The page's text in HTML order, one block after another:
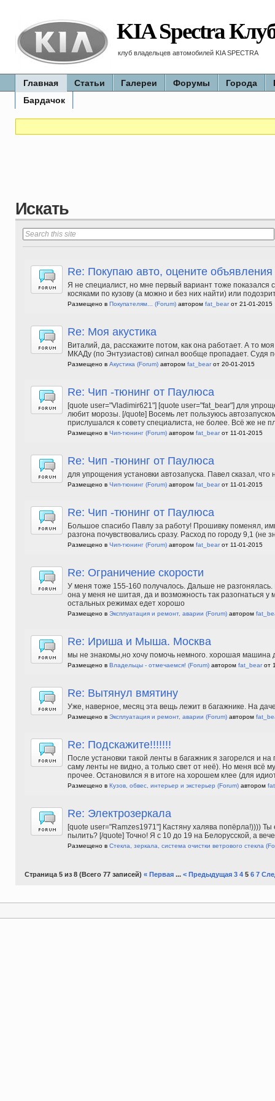
KIA Spectra
клуб владельцев автомобилей KIA SPECTRA
Главная Статьи Галереи Форумы Города
Бардачок
Искать
Re: Покупаю авто, оцените объявления
Я не специалист, но мне первый вариант тоже показался
косяками по кузову (а можно и без них найти) или
Размещено в Покупателям... (Forum)автором fat_bearот 21-01-2015
Re: Моя акустика
Виталий, да, расскажите потом, как она работает. А то
МКАДу (по Энтузиастов) сигнал вообще пропадает. Судя
Размещено в Акустика (Forum)автором fat_bearот 20-01-2015
Re: Чип -тюнинг от Паулюса
[quote user="Vladimir621"] [quote user="fat_bear"] для
любит морозы. [/quote] Восемь лет пользуюсь
прислушался к совету специалиста, не более. Всё же не
Размещено в Чип-тюнинг (Forum)автором fat_bearот 11-01-2015
Re: Чип -тюнинг от Паулюса
для упрощения установки автозапуска. Павел сказал,
Размещено в Чип-тюнинг (Forum)автором fat_bearот 11-01-2015
Re: Чип -тюнинг от Паулюса
Большое спасибо Павлу за работу! Прошивку поменял,
разгона почувствовались сразу. Расход по городу 9,1 (не
Размещено в Чип-тюнинг (Forum)автором fat_bearот 11-01-2015
Re: Ограничение скорости
У меня тоже 155-160 получалось. Дальше не
она у меня не шитая, да и возможность так разогнаться
остальных режимах едет хорошо
Размещено в Эксплуатация и ремонт, аварии (Forum)автором
Re: Ириша и Мыша. Москва
мы не знакомы,но хочу помочь немного. хорошая машина
Размещено в Владельцы - отмечаемся! (Forum)автором fat_bearот
Re: Вытянул вмятину
Уже, наверное, месяц эта вещь лежит в багажнике. На
Размещено в Эксплуатация и ремонт, аварии (Forum)автором
Re: Подскажите!!!!!!!
После установки такой ленты в багажник я загорелся и
саму ленты не видно, а только свет от неё). Но меня всё
прочее. Остановился я в итоге на хорошем клее (для
Размещено в Кузов, обвес, интерьер и экстерьер (Forum)автором
Re: Электрозеркала
[quote user="Ramzes1971"] Кастяну халява попёрла!))))
пылить? [/quote] Точно! Я с 10 до 19 на Белорусской, а
Размещено в Стекла, зеркала, система очистки ветрового стекла
Страница 5 из 8 (Всего 77 записей) « Первая... < Предыдущая 3 45 6 7